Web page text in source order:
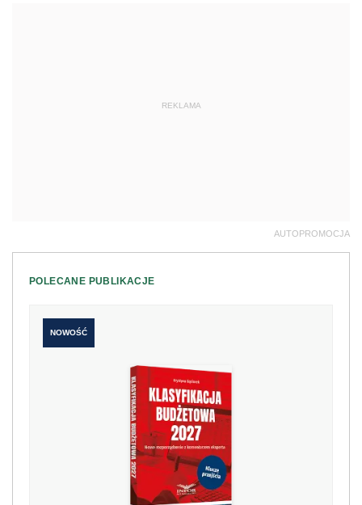
REKLAMA
AUTOPROMOCJA
POLECANE PUBLIKACJE
NOWOŚĆ